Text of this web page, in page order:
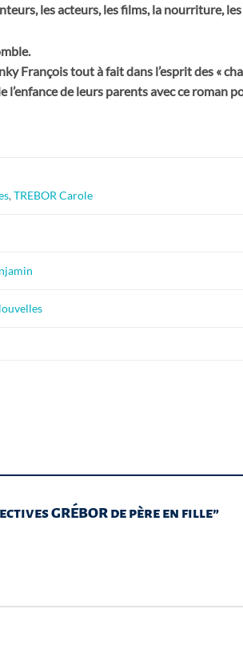
les acteurs, les films, la nourriture,
François tout à fait dans l’esprit des «
de leurs parents avec ce roman
,TREBOR Carole
GRÉBOR de père en fille”